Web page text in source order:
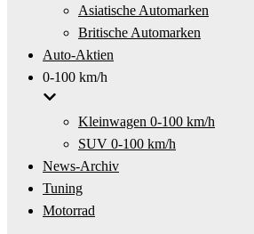
Asiatische Automarken
Britische Automarken
Auto-Aktien
0-100 km/h
Kleinwagen 0-100 km/h
SUV 0-100 km/h
News-Archiv
Tuning
Motorrad